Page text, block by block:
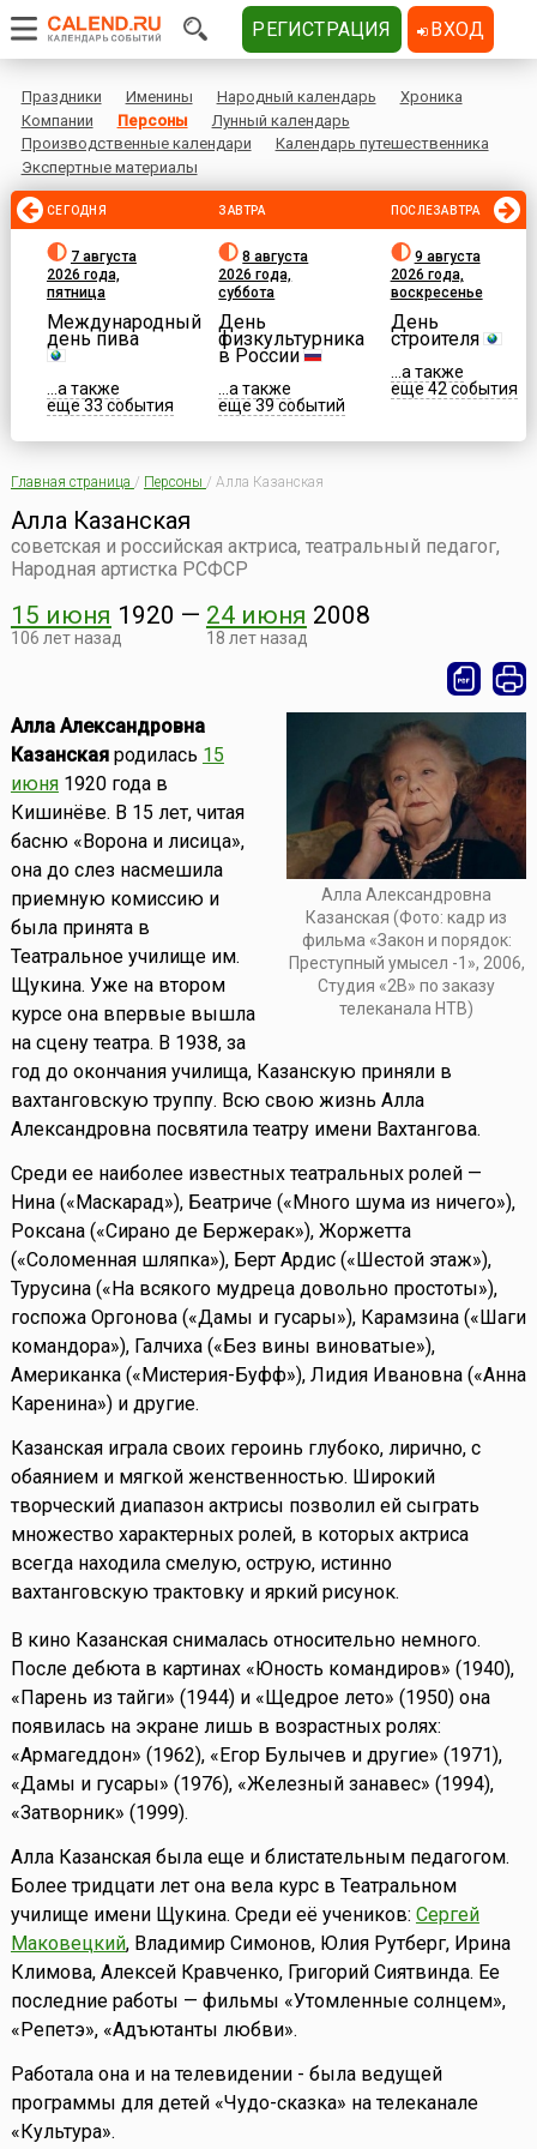
Праздники Именины Народный календарь
Хроника
Компании
Персоны
Лунный календарь
Производственные календари
Календарь путешественника
Экспертные материалы
СЕГОДНЯ
7 августа
2026 года,
пятница
Международный
день пива
...а также
еще 33 события
ЗАВТРА
8 августа
2026 года,
суббота
День
физкультурника
в России
...а также
еще 39 событий
ПОСЛЕЗАВТРА
9 августа
2026 года,
воскресенье
День
строителя
...а также
еще 42 события
Главная страница / Персоны / Алла Казанская
Алла Казанская
советская и российская актриса, театральный педагог,
Народная артистка РСФСР
15 июня 1920
106 лет назад
— 24 июня 2008
18 лет назад
Алла Александровна
Казанская (Фото: кадр из
фильма «Закон и порядок:
Преступный умысел -1», 2006,
Студия «2В» по заказу
телеканала НТВ)
Алла Александровна
Казанскаяродилась 15
июня1920 года в
Кишинёве. В 15 лет, читая
басню «Ворона и лисица»,
она до слез насмешила
приемную комиссию и
была принята в
Театральное училище им.
Щукина. Уже на втором
курсе она впервые вышла
на сцену театра. В 1938, за
год до окончания училища, Казанскую приняли в
вахтанговскую труппу. Всю свою жизнь Алла
Александровна посвятила театру имени Вахтангова.
Среди ее наиболее известных театральных ролей —
Нина («Маскарад»), Беатриче («Много шума из ничего»),
Роксана («Сирано де Бержерак»), Жоржетта
(«Соломенная шляпка»), Берт Ардис («Шестой этаж»),
Турусина («На всякого мудреца довольно простоты»),
госпожа Оргонова («Дамы и гусары»), Карамзина («Шаги
командора»), Галчиха («Без вины виноватые»),
Американка («Мистерия-Буфф»), Лидия Ивановна («Анна
Каренина») и другие.
Казанская играла своих героинь глубоко, лирично, с
обаянием и мягкой женственностью. Широкий
творческий диапазон актрисы позволил ей сыграть
множество характерных ролей, в которых актриса
всегда находила смелую, острую, истинно
вахтанговскую трактовку и яркий рисунок.
В кино Казанская снималась относительно немного.
После дебюта в картинах «Юность командиров» (1940),
«Парень из тайги» (1944) и «Щедрое лето» (1950) она
появилась на экране лишь в возрастных ролях:
«Армагеддон» (1962), «Егор Булычев и другие» (1971),
«Дамы и гусары» (1976), «Железный занавес» (1994),
«Затворник» (1999).
Алла Казанская была еще и блистательным педагогом.
Более тридцати лет она вела курс в Театральном
училище имени Щукина. Среди её учеников: Сергей
Маковецкий, Владимир Симонов, Юлия Рутберг, Ирина
Климова, Алексей Кравченко, Григорий Сиятвинда. Ее
последние работы — фильмы «Утомленные солнцем»,
«Репетэ», «Адъютанты любви».
Работала она и на телевидении - была ведущей
программы для детей «Чудо-сказка» на телеканале
«Культура».
РЕГИСТРАЦИЯ ВХОД